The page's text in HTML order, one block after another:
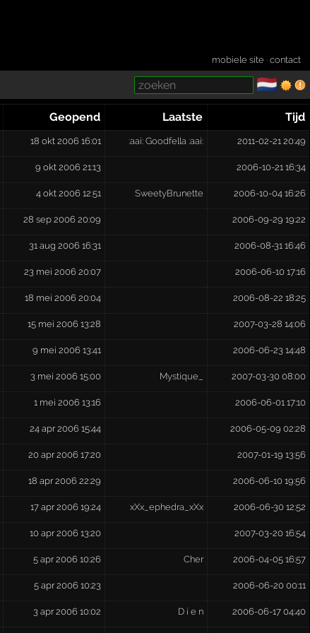
mobiele site ·contact
🇳🇱
Geopend Laatste
Tijd
18 okt 2006 16:01 :aai: Goodfella :aai: 2011-02-21 20:49
9 okt 2006 21:13 2006-10-21 16:34
4 okt 2006 12:51 SweetyBrunette 2006-10-04 16:26
28 sep 2006 20:09 2006-09-29 19:22
31 aug 2006 16:31 2006-08-31 16:46
23 mei 2006 20:07 2006-06-10 17:16
18 mei 2006 20:04 2006-08-22 18:25
15 mei 2006 13:28 2007-03-28 14:06
9 mei 2006 13:41 2006-06-23 14:48
3 mei 2006 15:00 Mystique_ 2007-03-30 08:00
1 mei 2006 13:16 2006-06-01 17:10
24 apr 2006 15:44 2006-05-09 02:28
20 apr 2006 17:20 2007-01-19 13:56
18 apr 2006 22:29 2006-06-10 19:56
17 apr 2006 19:24 xXx_ephedra_xXx 2006-06-30 12:52
10 apr 2006 13:20 2007-03-20 16:54
5 apr 2006 10:26 Cher 2006-04-05 16:57
5 apr 2006 10:23 2006-06-20 00:11
3 apr 2006 10:02 D i e n 2006-06-17 04:40